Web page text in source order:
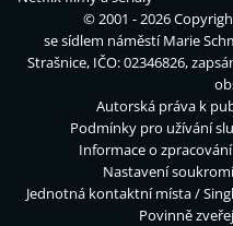
© 2001 - 2026
se sídlem náměstí Marie
Strašnice, IČO: 02346826,
Autorská práva k
Podmínky pro užívání
Informace o
Nastavení soukromí
Jednotná kontaktní místa /
Povinně